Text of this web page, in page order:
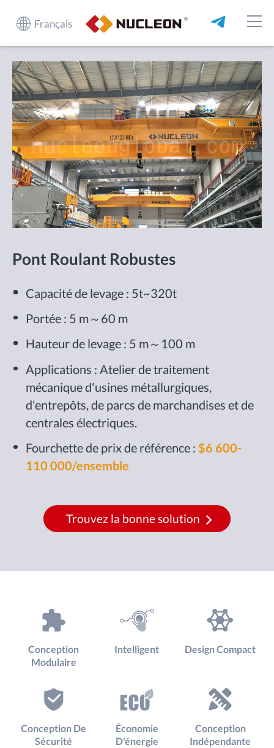
Français
Pont Roulant Robustes
Capacité de levage : 5t~320t
Portée : 5 m～60 m
Hauteur de levage : 5 m～100 m
Applications : Atelier de traitement
mécanique d'usines métallurgiques,
d'entrepôts, de parcs de marchandises et de
centrales électriques.
Fourchette de prix de référence : $6 600-
110 000/ensemble
Trouvez la bonne solution
Conception
Modulaire
Intelligent Design Compact
Conception De
Sécurité
Économie
D'énergie
Conception
Indépendante